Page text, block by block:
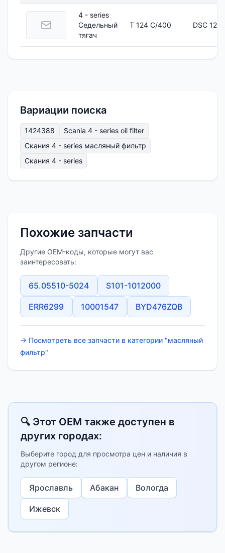
4 - series
Седельный
тягач
T 124 C/400 DSC
Вариации поиска
1424388
Scania 4 - series oil filter
Скания 4 - series масляный фильтр
Скания 4 - series
Похожие запчасти
Другие OEM-коды, которые могут вас
заинтересовать:
65.05510-5024 S101-1012000
ERR6299 10001547 BYD476ZQB
→ Посмотреть все запчасти в категории "масляный
фильтр"
🔍 Этот OEM также доступен в
других городах:
Выберите город для просмотра цен и наличия в
другом регионе:
Ярославль Абакан Вологда
Ижевск